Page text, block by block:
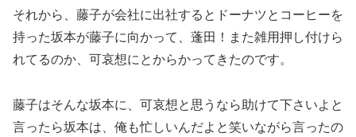
それから、藤子が会社に出社するとドーナツとコーヒーを
持った坂本が藤子に向かって、蓬田！また雑用押し付けら
れてるのか、可哀想にとからかってきたのです。
藤子はそんな坂本に、可哀想と思うなら助けて下さいよと
言ったら坂本は、俺も忙しいんだよと笑いながら言ったの